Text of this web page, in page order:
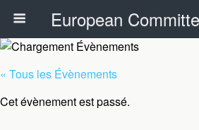
« Tous les Évènements
Cet évènement est passé.